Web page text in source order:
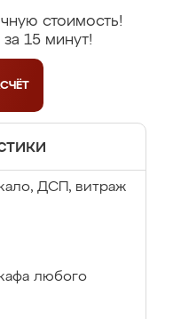
стоимость!
15 минут!
ДСП, витраж
любого